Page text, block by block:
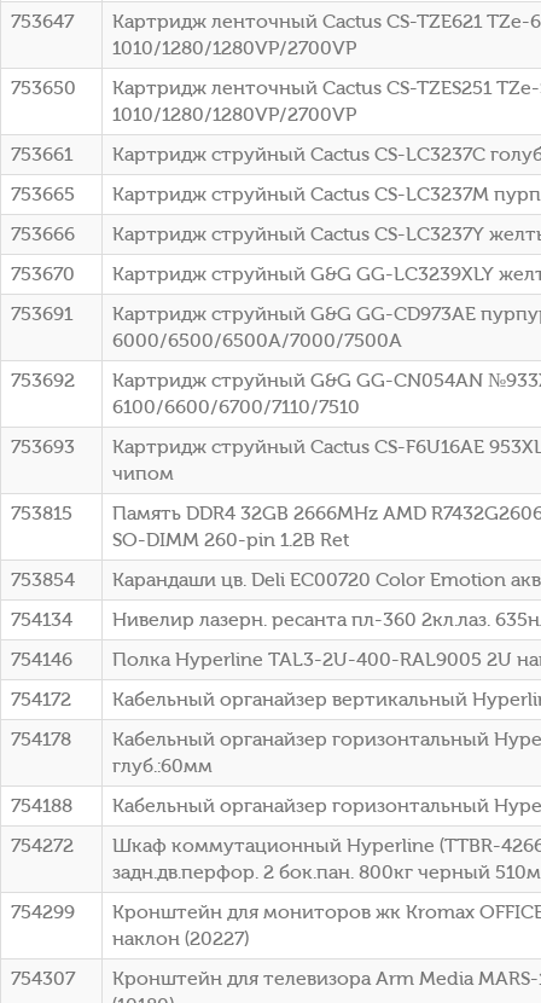
753647
Картридж ленточный Cactus CS-TZE621
1010/1280/1280VP/2700VP
753650
Картридж ленточный Cactus CS-TZES251
1010/1280/1280VP/2700VP
753661
Картридж струйный Cactus CS-LC3237C
753665
Картридж струйный Cactus CS-LC3237M
753666
Картридж струйный Cactus CS-LC3237Y
753670
Картридж струйный G&G GG-LC3239XLY
753691
Картридж струйный G&G GG-CD973AE
6000/6500/6500A/7000/7500A
753692
Картридж струйный G&G GG-CN054AN
6100/6600/6700/7110/7510
753693
Картридж струйный Cactus CS-F6U16AE
чипом
753815
Память DDR4 32GB 2666MHz AMD
SO-DIMM 260-pin 1.2В Ret
753854
Карандаши цв. Deli EC00720 Color Emotion
754134
Нивелир лазерн. ресанта пл-360 2кл.лаз.
754146
Полка Hyperline TAL3-2U-400-RAL9005 2U
754172
Кабельный органайзер вертикальный
754178
Кабельный органайзер горизонтальный
глуб.:60мм
754188
Кабельный органайзер горизонтальный
754272
Шкаф коммутационный Hyperline (TTBR-
задн.дв.перфор. 2 бок.пан. 800кг черный
754299
Кронштейн для мониторов жк Kromax
наклон (20227)
754307
Кронштейн для телевизора Arm Media